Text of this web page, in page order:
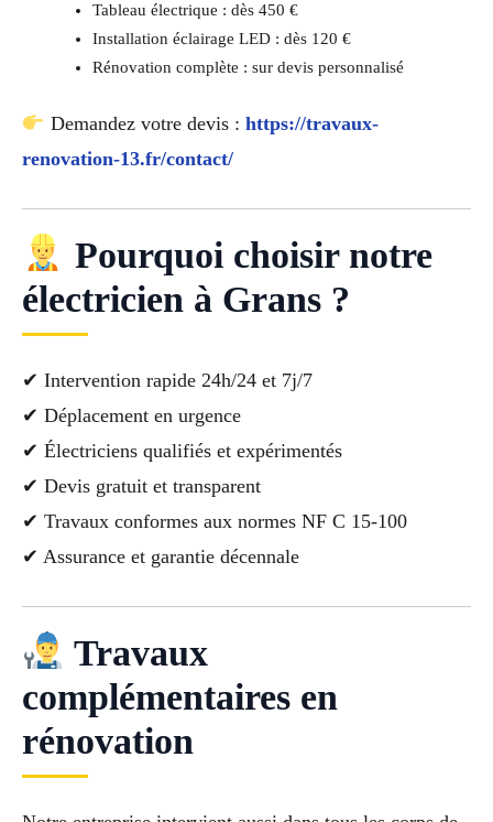
Tableau électrique : dès 450 €
Installation éclairage LED : dès 120 €
Rénovation complète : sur devis personnalisé
Demandez votre devis : https://travaux-
renovation-13.fr/contact/
Pourquoi choisir notre
électricien à Grans ?
✔ Intervention rapide 24h/24 et 7j/7
✔ Déplacement en urgence
✔ Électriciens qualifiés et expérimentés
✔ Devis gratuit et transparent
✔ Travaux conformes aux normes NF C 15-100
✔ Assurance et garantie décennale
Travaux
complémentaires en
rénovation